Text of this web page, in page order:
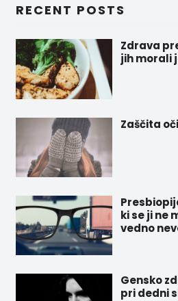
RECENT POSTS
Zdrava
jih morali
Zaščita
ki se ji ne
vedno
Gensko
pri dedni